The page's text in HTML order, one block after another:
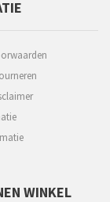
WINKEL